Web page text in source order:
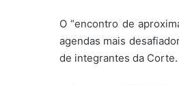
O “encontro de
agendas mais
de integrantes da Corte.